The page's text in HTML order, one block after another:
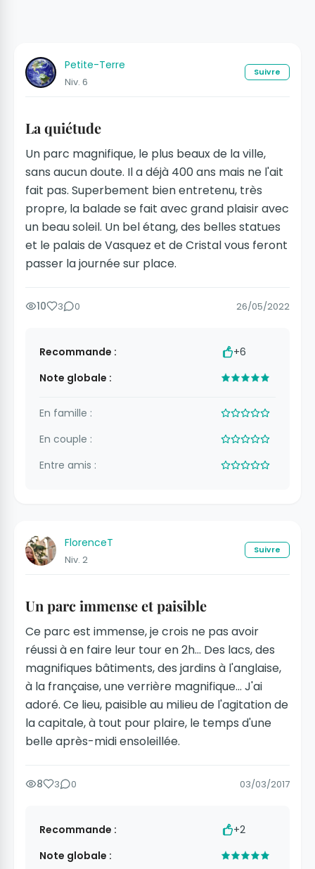
Petite-Terre
Niv. 6
Suivre
La quiétude
Un parc magnifique, le plus beaux de la ville,
sans aucun doute. Il a déjà 400 ans mais ne l'ait
fait pas. Superbement bien entretenu, très
propre, la balade se fait avec grand plaisir avec
un beau soleil. Un bel étang, des belles statues
et le palais de Vasquez et de Cristal vous feront
passer la journée sur place.
10 3 0 26/05/2022
Recommande :
+6
Note globale :
En famille :
En couple :
Entre amis :
FlorenceT
Niv. 2
Suivre
Un parc immense et paisible
Ce parc est immense, je crois ne pas avoir
réussi à en faire leur tour en 2h... Des lacs, des
magnifiques bâtiments, des jardins à l'anglaise,
à la française, une verrière magnifique... J'ai
adoré. Ce lieu, paisible au milieu de l'agitation de
la capitale, à tout pour plaire, le temps d'une
belle après-midi ensoleillée.
8 3 0 03/03/2017
Recommande :
+2
Note globale :